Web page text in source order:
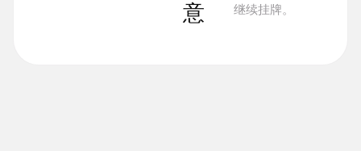
意
继续挂牌。